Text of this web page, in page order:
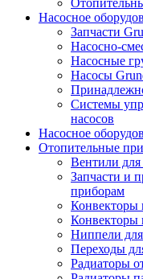
Насосное
Запчасти
Насосно-
Насосные
Насосы
Системы
насосов
Насосное
Отопительные
Вентили
Запчасти и
приборам
Конвекторы
Конвекторы
Ниппели
Переходы
Радиаторы